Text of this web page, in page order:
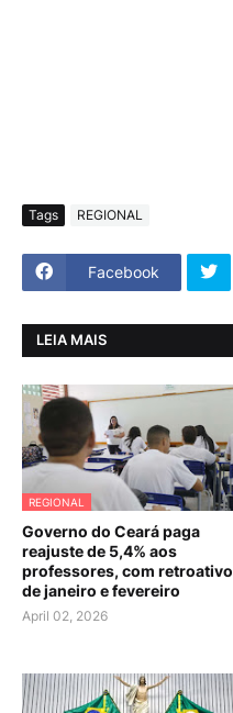
Tags REGIONAL
Facebook
LEIA MAIS
REGIONAL
Governo do Ceará paga
reajuste de 5,4% aos
professores, com retroativo
de janeiro e fevereiro
April 02, 2026